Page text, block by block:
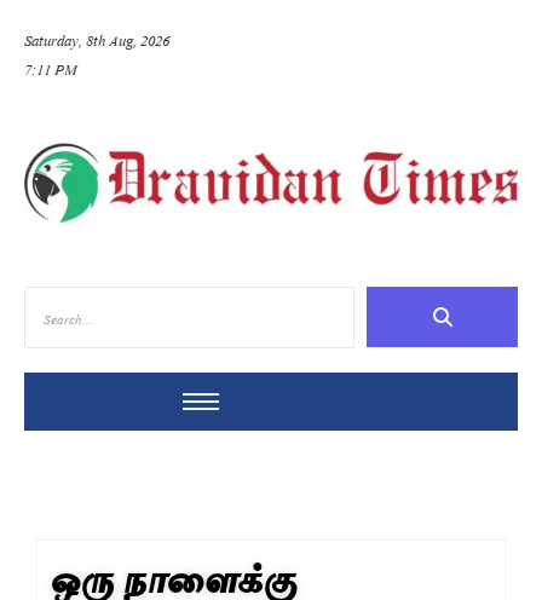
Saturday, 8th Aug, 2026
7:11 PM
ஒரு நாளைக்கு